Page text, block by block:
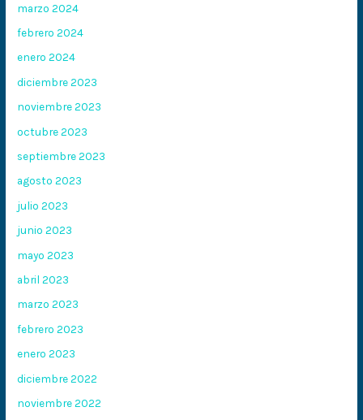
marzo 2024
febrero 2024
enero 2024
diciembre 2023
noviembre 2023
octubre 2023
septiembre 2023
agosto 2023
julio 2023
junio 2023
mayo 2023
abril 2023
marzo 2023
febrero 2023
enero 2023
diciembre 2022
noviembre 2022